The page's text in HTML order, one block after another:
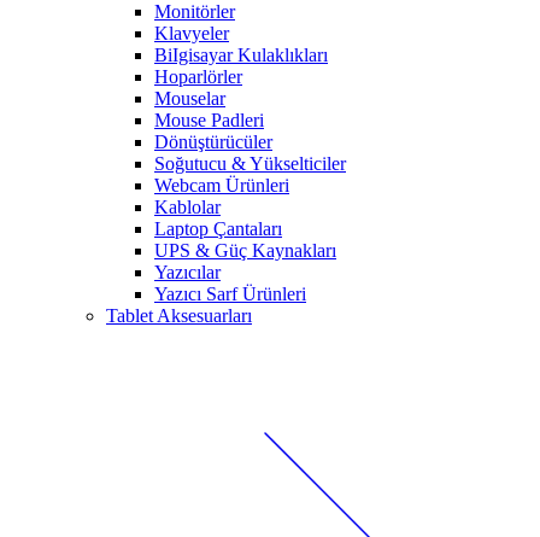
Monitörler
Klavyeler
BiIgisayar Kulaklıkları
Hoparlörler
Mouselar
Mouse Padleri
Dönüştürücüler
Soğutucu & Yükselticiler
Webcam Ürünleri
Kablolar
Laptop Çantaları
UPS & Güç Kaynakları
Yazıcılar
Yazıcı Sarf Ürünleri
Tablet Aksesuarları